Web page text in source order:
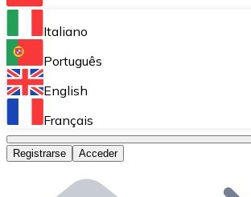
Bitnovo Ramp
Integra nuestra solución en tu
Bitnovo Giftcards
Bitnovo OTC
Italiano
Português
English
Français
Registrarse Acceder